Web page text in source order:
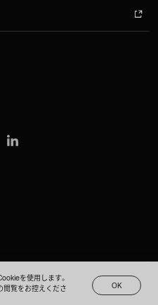
を使用します。
覧をお控えくださ
OK
OK